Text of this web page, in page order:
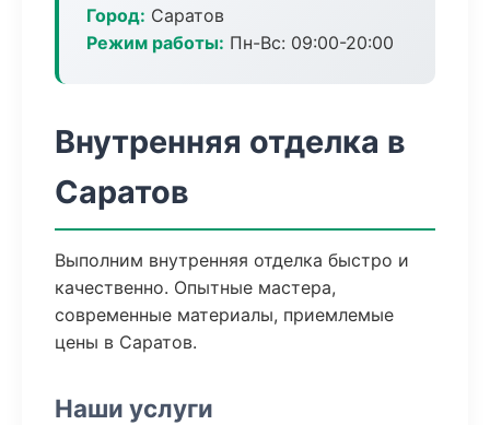
Город: Саратов
Режим работы: Пн-Вс: 09:00-20:00
Внутренняя отделка в
Саратов
Выполним внутренняя отделка быстро и
качественно. Опытные мастера,
современные материалы, приемлемые
цены в Саратов.
Наши услуги